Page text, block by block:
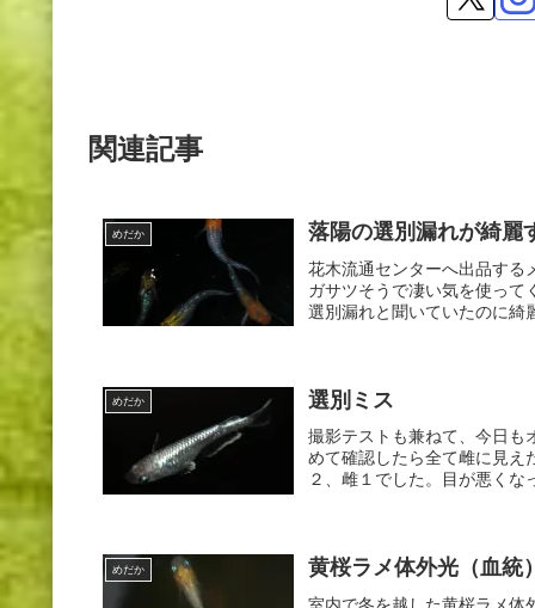
関連記事
めだか 落陽の選別漏れが綺麗
花木流通センターへ出品する
ガサツそうで凄い気を使って
選別漏れと聞いていたのに綺
めだか 選別ミス
撮影テストも兼ねて、今日も
めて確認したら全て雌に見え
２、雌１でした。目が悪く
めだか 黄桜ラメ体外光（血統
室内で冬を越した黄桜ラメ体